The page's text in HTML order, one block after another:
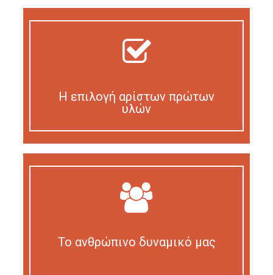
Η επιλογή αρίστων πρώτων
υλών
Το ανθρώπινο δυναμικό μας